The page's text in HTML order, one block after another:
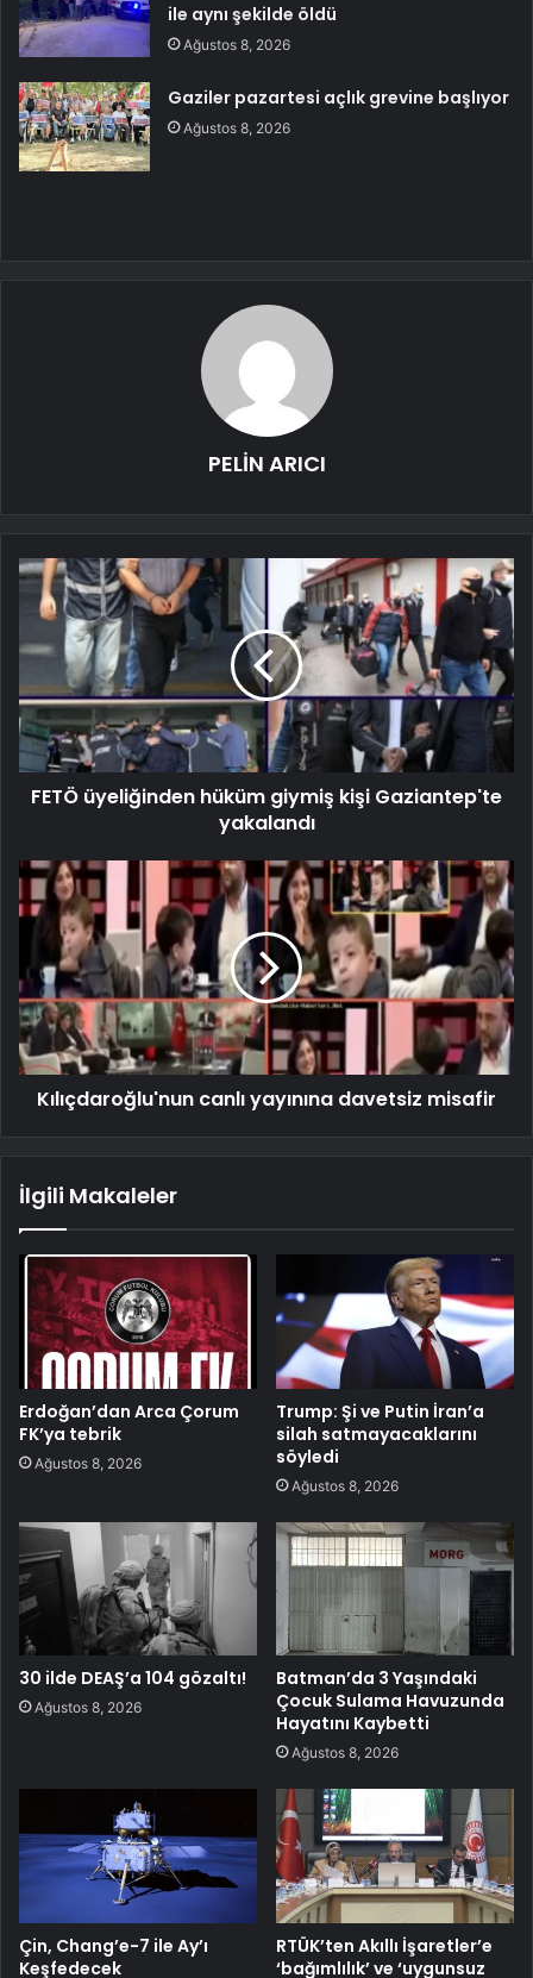
ile aynı şekilde öldü
Ağustos 8, 2026
Gaziler pazartesi açlık grevine başlıyor
Ağustos 8, 2026
PELİN ARICI
FETÖ üyeliğinden hüküm giymiş kişi Gaziantep'te
yakalandı
Kılıçdaroğlu'nun canlı yayınına davetsiz misafir
İlgili Makaleler
Erdoğan’dan Arca Çorum
FK’ya tebrik
Ağustos 8, 2026
Trump: Şi ve Putin İran’a
silah satmayacaklarını
söyledi
Ağustos 8, 2026
30 ilde DEAŞ’a 104 gözaltı!
Ağustos 8, 2026
Batman’da 3 Yaşındaki
Çocuk Sulama Havuzunda
Hayatını Kaybetti
Ağustos 8, 2026
Çin, Chang’e-7 ile Ay’ı
Keşfedecek
RTÜK’ten Akıllı İşaretler’e
‘bağımlılık’ ve ‘uygunsuz